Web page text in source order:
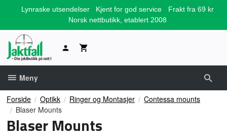
Lynraske utsendelser Kjent for god service
Frakt fra 69 kr
Norsk nettbutikk, etablert 2008
Meny
Forside Optikk Ringer og Montasjer
Contessa mounts
Blaser Mounts
Blaser Mounts